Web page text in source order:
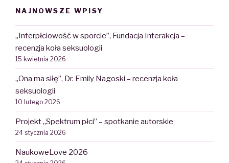
NAJNOWSZE WPISY
„Interpłciowość w sporcie”, Fundacja Interakcja –
recenzja koła seksuologii
15 kwietnia 2026
„Ona ma siłę”, Dr. Emily Nagoski – recenzja koła
seksuologii
10 lutego 2026
Projekt „Spektrum płci” – spotkanie autorskie
24 stycznia 2026
NaukoweLove 2026